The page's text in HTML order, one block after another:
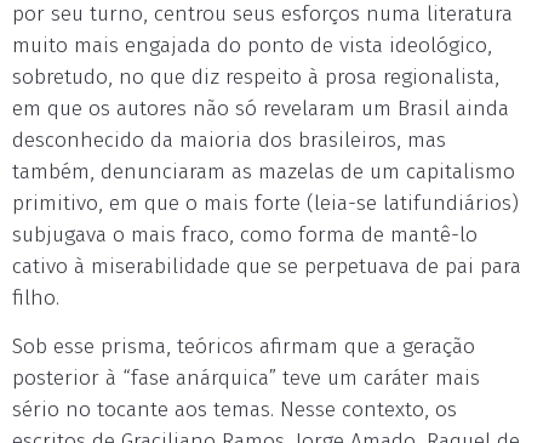
por seu turno, centrou seus esforços numa literatura
muito mais engajada do ponto de vista ideológico,
sobretudo, no que diz respeito à prosa regionalista,
em que os autores não só revelaram um Brasil ainda
desconhecido da maioria dos brasileiros, mas
também, denunciaram as mazelas de um capitalismo
primitivo, em que o mais forte (leia-se latifundiários)
subjugava o mais fraco, como forma de mantê-lo
cativo à miserabilidade que se perpetuava de pai para
filho.
Sob esse prisma, teóricos afirmam que a geração
posterior à “fase anárquica” teve um caráter mais
sério no tocante aos temas. Nesse contexto, os